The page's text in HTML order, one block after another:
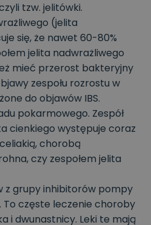
tzw. jelitówki.
(jelita
się, że nawet 60-80%
jelita nadwrażliwego
mieć przerost bakteryjny
zespołu rozrostu w
do objawów IBS.
pokarmowego. Zespół
cienkiego występuje coraz
chorobą
czy zespołem jelita
z grupy inhibitorów pompy
To częste leczenie choroby
i dwunastnicy. Leki te mają